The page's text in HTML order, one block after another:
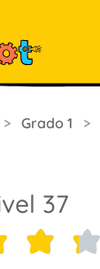
> Grado 1 >
37